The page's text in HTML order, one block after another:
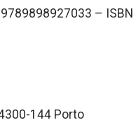
–
144 Porto